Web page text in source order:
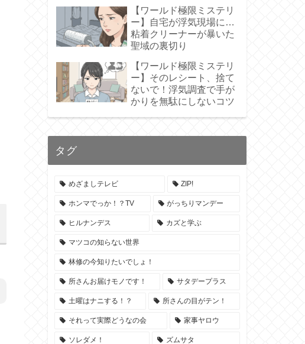
【ワールド極限ミステリ
ー】自宅が浮気現場に…
粘着クリーナーが暴いた
聖域の裏切り
【ワールド極限ミステリ
ー】そのレシート、捨て
ないで！浮気調査で手が
かりを無駄にしないコツ
タグ
めざましテレビ ZIP!
ホンマでっか！？TV がっちりマンデー
ヒルナンデス カズと学ぶ
マツコの知らない世界
林修の今知りたいでしょ！
所さんお届けモノです！ サタデープラス
土曜はナニする！？ 所さんの目がテン！
それって実際どうなの会 家事ヤロウ
ソレダメ！ ズムサタ